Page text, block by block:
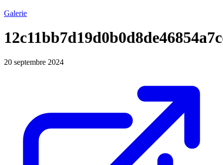
Galerie
20 septembre 2024